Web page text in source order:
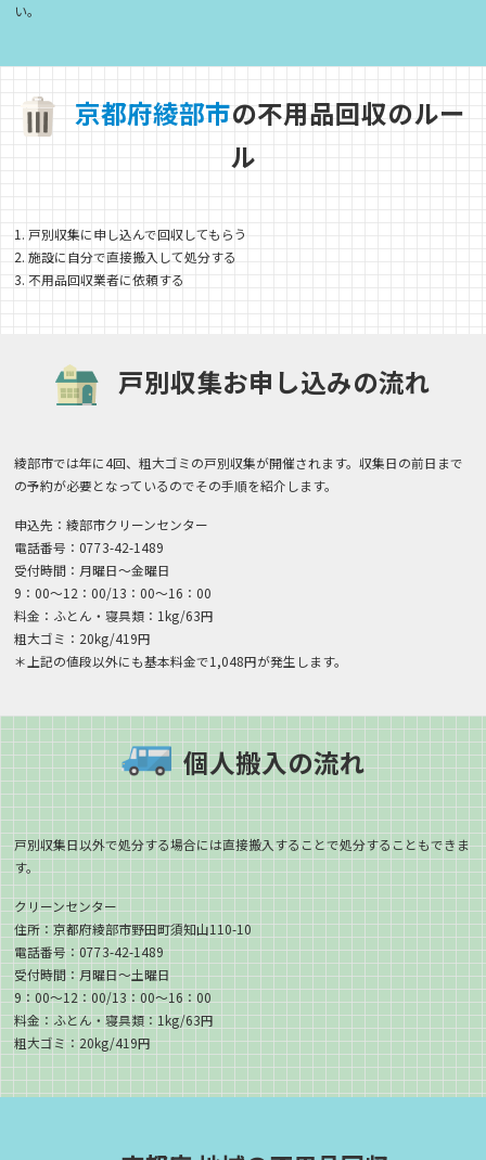
い。
京都府綾部市の不用品回収のルー
ル
1. 戸別収集に申し込んで回収してもらう
2. 施設に自分で直接搬入して処分する
3. 不用品回収業者に依頼する
戸別収集お申し込みの流れ
綾部市では年に4回、粗大ゴミの戸別収集が開催されます。収集日の前日まで
の予約が必要となっているのでその手順を紹介します。
申込先：綾部市クリーンセンター
電話番号：0773-42-1489
受付時間：月曜日～金曜日
9：00～12：00/13：00～16：00
料金：ふとん・寝具類：1kg/63円
粗大ゴミ：20kg/419円
＊上記の値段以外にも基本料金で1,048円が発生します。
個人搬入の流れ
戸別収集日以外で処分する場合には直接搬入することで処分することもできま
す。
クリーンセンター
住所：京都府綾部市野田町須知山110-10
電話番号：0773-42-1489
受付時間：月曜日～土曜日
9：00～12：00/13：00～16：00
料金：ふとん・寝具類：1kg/63円
粗大ゴミ：20kg/419円